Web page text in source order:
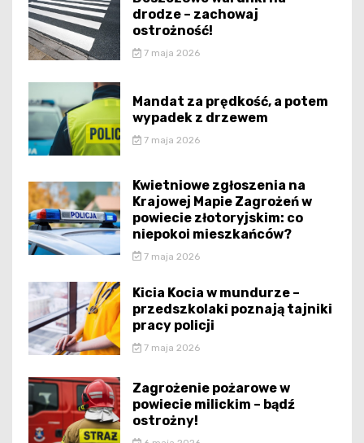
drodze – zachowaj
ostrożność!
7 maja 2026
Mandat za prędkość, a potem
wypadek z drzewem
7 maja 2026
Kwietniowe zgłoszenia na
Krajowej Mapie Zagrożeń w
powiecie złotoryjskim: co
niepokoi mieszkańców?
7 maja 2026
Kicia Kocia w mundurze –
przedszkolaki poznają tajniki
pracy policji
7 maja 2026
Zagrożenie pożarowe w
powiecie milickim – bądź
ostrożny!